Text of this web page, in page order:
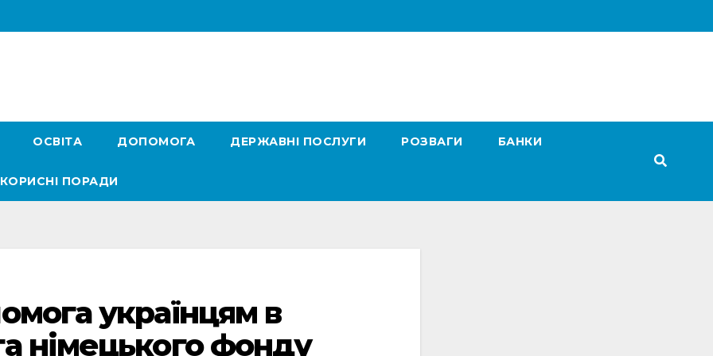
ОСВІТА ДОПОМОГА ДЕРЖАВНІ ПОСЛУГИ РОЗВАГИ БАНКИ
КОРИСНІ ПОРАДИ
українцям в
німецького фонду